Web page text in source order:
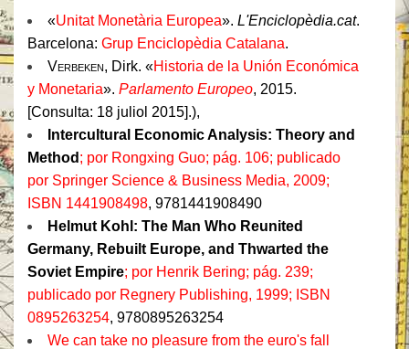
«Unitat Monetària Europea». L'Enciclopèdia.cat.
Barcelona: Grup Enciclopèdia Catalana.
Verbeken, Dirk. «Historia de la Unión Económica
y Monetaria». Parlamento Europeo, 2015.
[Consulta: 18 juliol 2015].),
Intercultural Economic Analysis: Theory and
Method ; por Rongxing Guo; pág. 106; publicado
por Springer Science & Business Media, 2009;
ISBN 1441908498, 9781441908490
Helmut Kohl: The Man Who Reunited
Germany, Rebuilt Europe, and Thwarted the
Soviet Empire; por Henrik Bering; pág. 239;
publicado por Regnery Publishing, 1999; ISBN
0895263254, 9780895263254
We can take no pleasure from the euro's fall